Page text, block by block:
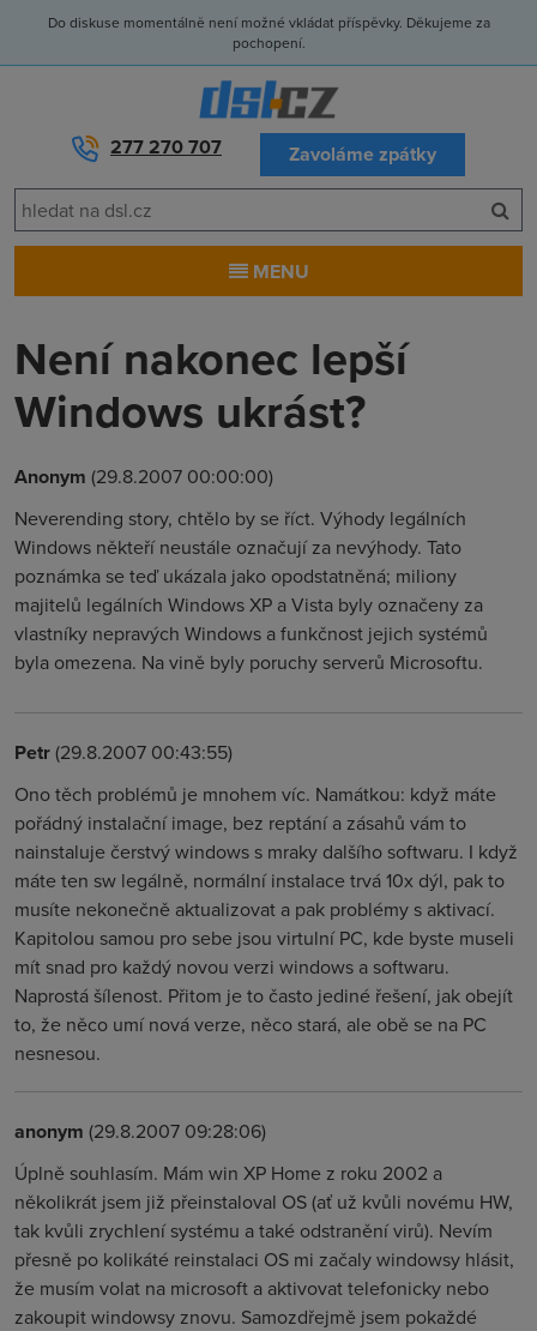
Do diskuse momentálně není možné vkládat příspěvky. Děkujeme za
pochopení.
277 270 707 Zavoláme zpátky
MENU
Není nakonec lepší
Windows ukrást?
Anonym (29.8.2007 00:00:00)
Neverending story, chtělo by se říct. Výhody legálních
Windows někteří neustále označují za nevýhody. Tato
poznámka se teď ukázala jako opodstatněná; miliony
majitelů legálních Windows XP a Vista byly označeny za
vlastníky nepravých Windows a funkčnost jejich systémů
byla omezena. Na vině byly poruchy serverů Microsoftu.
Petr(29.8.2007 00:43:55)
Ono těch problémů je mnohem víc. Namátkou: když máte
pořádný instalační image, bez reptání a zásahů vám to
nainstaluje čerstvý windows s mraky dalšího softwaru. I když
máte ten sw legálně, normální instalace trvá 10x dýl, pak to
musíte nekonečně aktualizovat a pak problémy s aktivací.
Kapitolou samou pro sebe jsou virtulní PC, kde byste museli
mít snad pro každý novou verzi windows a softwaru.
Naprostá šílenost. Přitom je to často jediné řešení, jak obejít
to, že něco umí nová verze, něco stará, ale obě se na PC
nesnesou.
anonym (29.8.2007 09:28:06)
Úplně souhlasím. Mám win XP Home z roku 2002 a
několikrát jsem již přeinstaloval OS (ať už kvůli novému HW,
tak kvůli zrychlení systému a také odstranění virů). Nevím
přesně po kolikáté reinstalaci OS mi začaly windowsy hlásit,
že musím volat na microsoft a aktivovat telefonicky nebo
zakoupit windowsy znovu. Samozdřejmě jsem pokaždé